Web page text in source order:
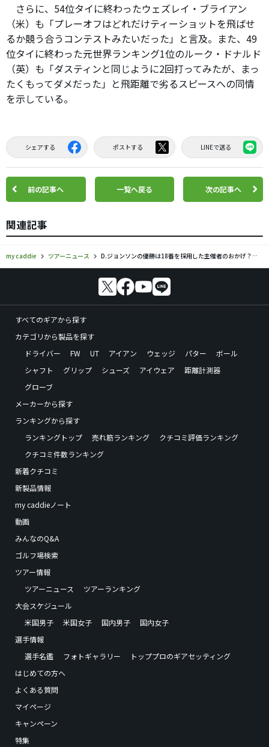
さらに、54位タイに終わったウェズレイ・ブライアン
（米）も「プレーオフはどれだけティーショットを飛ばせ
るか競う合うコンテストみたいだった」と言及。また、49
位タイに終わった元世界ランキング1位のルーク・ドナルド
（英）も「ダスティンと同じように2回打ってみたが、まっ
たくもってダメだった」と飛距離で劣るスピースへの同情
を示している。
シェアする ポストする LINEで送る
前の記事へ 一覧へ戻る 次の記事へ
関連記事
my caddie ツアーニュース D.ジョンソンの優勝は18番を採用した主催者のおかげ？ コース選択に疑問の声
すべてのギアから探す
カテゴリから製品を探す
ドライバー
FW UT アイアン ウェッジ パター
ボール
シャフト
グリップ シューズ アイウェア
距離計測器
グローブ
メーカーから探す
ランキングから探す
ランキングトップ
売れ筋ランキング
クチコミ評価ランキング
クチコミ件数ランキング
新着クチコミ
新製品情報
my caddieノート
動画
みんなのQ&A
ゴルフ場検索
ツアー情報
ツアーニュース
ツアーランキング
大会スケジュール
米国男子
米国女子 国内男子
国内女子
選手情報
選手名鑑
フォトギャラリー
トッププロのギアセッティング
はじめての方へ
よくある質問
マイページ
キャンペーン
特集